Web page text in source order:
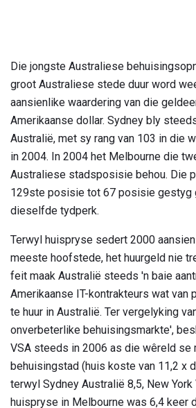
Die jongste Australiese
groot Australiese stede duur word
aansienlike waardering van die
Amerikaanse dollar. Sydney bly
Australië, met sy rang van 103 in die
in 2004. In 2004 het Melbourne die
Australiese stadsposisie behou. Die
129ste posisie tot 67 posisie gestyg
dieselfde tydperk.
Terwyl huispryse sedert 2000
meeste hoofstede, het huurgeld nie
feit maak Australië steeds 'n baie
Amerikaanse IT-kontrakteurs wat van
te huur in Australië. Ter vergelyking
onverbeterlike behuisingsmarkte',
VSA steeds in 2006 as die wêreld se
behuisingstad (huis koste van 11,2 x
terwyl Sydney Australië 8,5, New
huispryse in Melbourne was 6,4 keer